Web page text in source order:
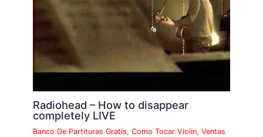
Radiohead – How to disappear
completely LIVE
Banco De Partituras Gratis,Como Tocar Violin,Ventas